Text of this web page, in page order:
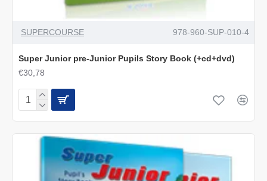
SUPERCOURSE 978-960-SUP-010-4
Super Junior pre-Junior Pupils Story Book (+cd+dvd)
€30,78